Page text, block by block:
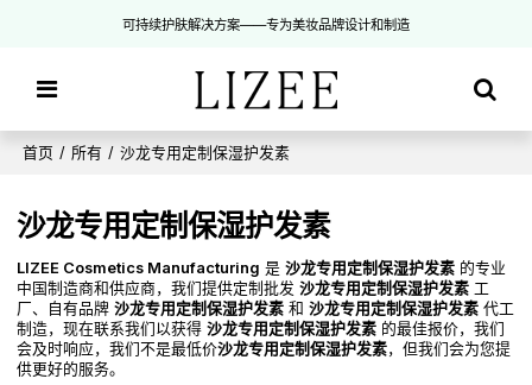
可持续护肤解决方案——专为美妆品牌设计和制造
首页 / 所有 / 沙龙专用定制保湿护发素
沙龙专用定制保湿护发素
LIZEE Cosmetics Manufacturing 是沙龙专用定制保湿护发素 的专业
中国制造商和供应商，我们提供定制批发沙龙专用定制保湿护发素 工
厂、自有品牌沙龙专用定制保湿护发素 和沙龙专用定制保湿护发素 代工
制造，现在联系我们以获得沙龙专用定制保湿护发素 的最佳报价，我们
会及时响应，我们不是最低价沙龙专用定制保湿护发素，但我们会为您提
供更好的服务。